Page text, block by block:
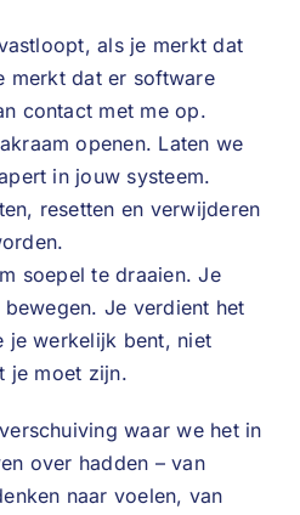
als je merkt dat
merkt dat er software
contact met me op.
openen. Laten we
in jouw systeem.
resetten en verwijderen
soepel te draaien. Je
Je verdient het
je werkelijk bent, niet
je moet zijn.
waar we het in
over hadden – van
naar voelen, van